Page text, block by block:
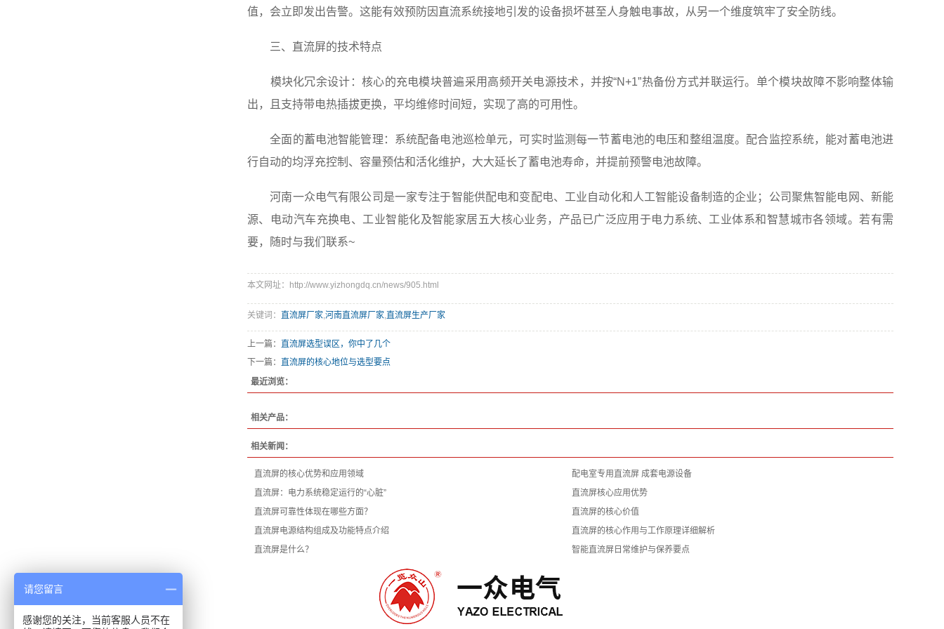
值，会立即发出告警。这能有效预防因直流系统接地引发的设备损坏甚至人身触电事故，从另一个维度筑牢了安全防线。
三、直流屏的技术特点
模块化冗余设计：核心的充电模块普遍采用高频开关电源技术，并按“N+1”热备份方式并联运行。单个模块故障不影响整体输
出，且支持带电热插拔更换，平均维修时间短，实现了高的可用性。
全面的蓄电池智能管理：系统配备电池巡检单元，可实时监测每一节蓄电池的电压和整组温度。配合监控系统，能对蓄电池进
行自动的均浮充控制、容量预估和活化维护，大大延长了蓄电池寿命，并提前预警电池故障。
河南一众电气有限公司是一家专注于智能供配电和变配电、工业自动化和人工智能设备制造的企业；公司聚焦智能电网、新能
源、电动汽车充换电、工业智能化及智能家居五大核心业务，产品已广泛应用于电力系统、工业体系和智慧城市各领域。若有需
要，随时与我们联系~
本文网址：http://www.yizhongdq.cn/news/905.html
关键词： 直流屏厂家,河南直流屏厂家,直流屏生产厂家
上一篇：
直流屏选型误区，你中了几个
下一篇：
直流屏的核心地位与选型要点
最近浏览：
相关产品：
相关新闻：
直流屏的核心优势和应用领域
配电室专用直流屏 成套电源设备
直流屏：电力系统稳定运行的“心脏”
直流屏核心应用优势
直流屏可靠性体现在哪些方面？
直流屏的核心价值
直流屏电源结构组成及功能特点介绍
直流屏的核心作用与工作原理详细解析
直流屏是什么？
智能直流屏日常维护与保养要点
请您留言
感谢您的关注，当前客服人员不在